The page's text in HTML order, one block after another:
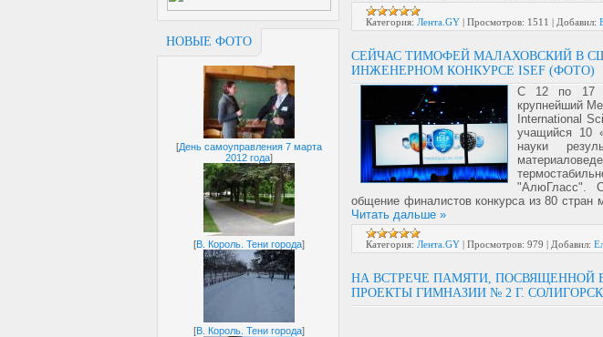
НОВЫЕ ФОТО
[День самоуправления 7 марта
2012 года]
[В. Король. Тени города]
[В. Король. Тени города]
Категория: Лента.GY | Просмотров: 1511 | Добавил:
СЕЙЧАС ТИМОФЕЙ МАЛАХОВСКИЙ В
ИНЖЕНЕРНОМ КОНКУРСЕ ISEF (ФОТО)
С 12 по 17
крупнейший
International
учащийся 10
науки
"АлюГласс".
общение финалистов конкурса из 80
Читать дальше »
Категория: Лента.GY | Просмотров: 979 | Добавил:
НА ВСТРЕЧЕ ПАМЯТИ, ПОСВЯЩЕННОЙ
ПРОЕКТЫ ГИМНАЗИИ № 2 Г.